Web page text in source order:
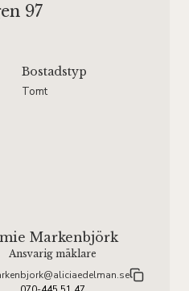
97
Bostadstyp
Tomt
Markenbjörk
Ansvarig mäklare